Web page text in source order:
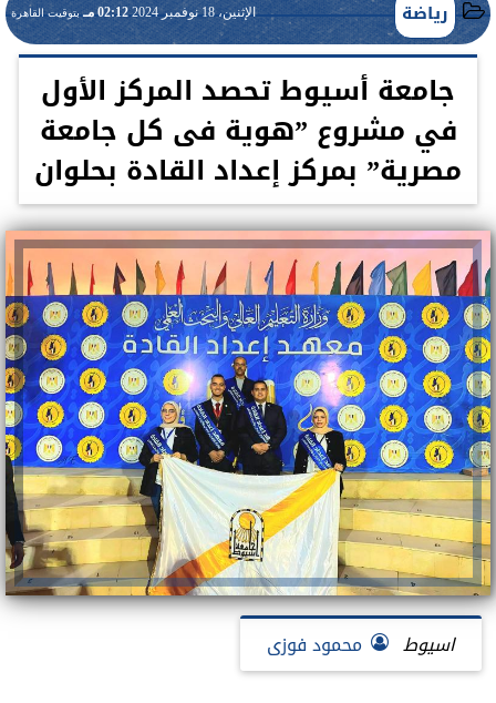
رياضة الإثنين، 18 نوفمبر 2024 02:12 مـ بتوقيت القاهرة
جامعة أسيوط تحصد المركز الأول
في مشروع ”هوية فى كل جامعة
مصرية” بمركز إعداد القادة بحلوان
اسيوط محمود فوزى